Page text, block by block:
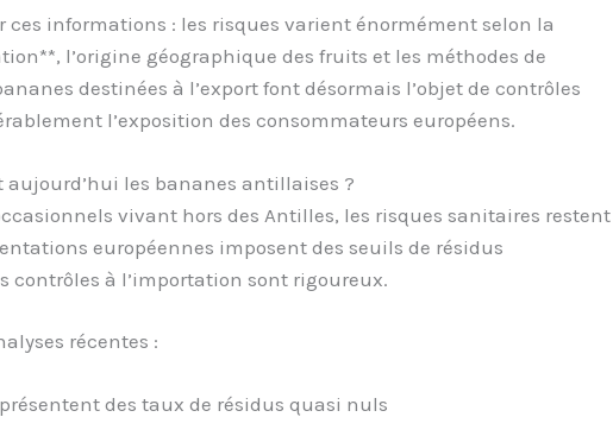
informations : les risques varient énormément selon la
l’origine géographique des fruits et les méthodes de
destinées à l’export font désormais l’objet de contrôles
l’exposition des consommateurs européens.
aujourd’hui les bananes antillaises ?
vivant hors des Antilles, les risques sanitaires restent
européennes imposent des seuils de résidus
contrôles à l’importation sont rigoureux.
récentes :
des taux de résidus quasi nuls